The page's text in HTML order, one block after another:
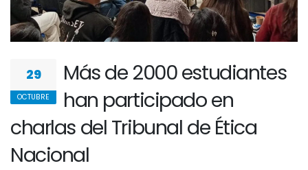
29
OCTUBRE
Más de 2000 estudiantes
han participado en
charlas del Tribunal de Ética
Nacional